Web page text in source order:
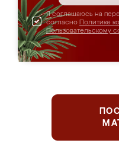
Я соглашаюсь на
согласно Политике
Пользовательскому